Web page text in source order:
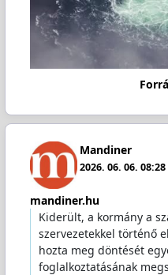
Mandiner
2026. 06. 06. 08:28
mandiner.hu
Kiderült, a kormány a
szervezetekkel történő
hozta meg döntését
foglalkoztatásának